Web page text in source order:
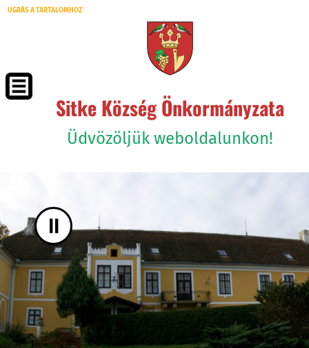
UGRÁS A TARTALOMHOZ
Sitke Község Önkormányzata
Üdvözöljük weboldalunkon!
II